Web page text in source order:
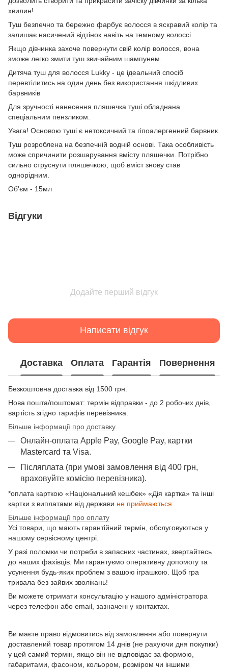
хвилин!
Туш безпечно та бережно фарбує волосся в яскравий колір та
залишає насичений відтінок навіть на темному волоссі.
Якщо дівчинка захоче повернути свій колір волосся, вона
зможе легко змити туш звичайним шампунем.
Дитяча туш для волосся Lukky - це ідеальний спосіб
перевтілитись на один день без використання шкідливих
барвників
Для зручності нанесення пляшечка туші обладнана
спеціальним пензликом.
Увага! Основою туші є нетоксичний та гіпоалергенний барвник.
Туш розроблена на безпечній водній основі. Така особливість
може спричинити розшарування вмісту пляшечки. Потрібно
сильно струснути пляшечкою, щоб вміст знову став
однорідним.
Об'єм - 15мл
Відгуки
Додайте перший відгук
Написати відгук
Доставка Оплата Гарантія Повернення
Безкоштовна доставка від 1500 грн.
Нова пошта/поштомат: термін відправки - до 2 робочих днів,
вартість згідно тарифів перевізника.
Більше інформації про доставку
Онлайн-оплата Apple Pay, Google Pay, картки
Mastercard та Visа.
Післяплата (при умові замовлення від 400 грн,
враховуйте комісію перевізника).
*оплата карткою «Національний кешбек» «Дія картка» та інші
картки з виплатами від держави не приймаються
Більше інформації про оплату
Усі товари, що мають гарантійний термін, обслуговуються у
нашому сервісному центрі.
У разі поломки чи потреби в запасних частинах, звертайтесь
до наших фахівців. Ми гарантуємо оперативну допомогу та
усунення будь-яких проблем з вашою іграшкою. Щоб гра
тривала без зайвих зволікань!
Ви можете отримати консультацію у нашого адміністратора
через телефон або email, зазначені у контактах.
Ви маєте право відмовитись від замовлення або повернути
доставлений товар протягом 14 днів (не рахуючи дня покупки)
у цей самий термін, якщо він не відповідає за формою,
габаритами, фасоном, кольором, розміром чи іншими